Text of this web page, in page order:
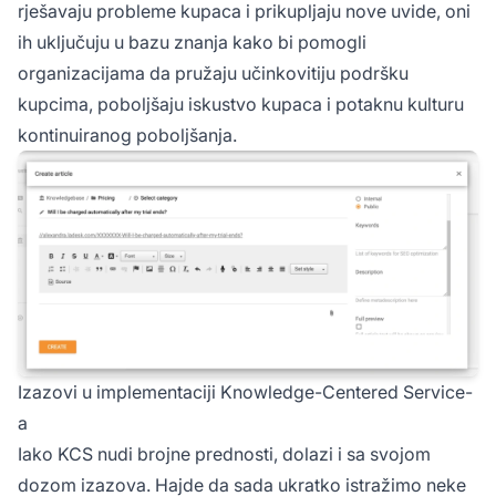
rješavaju probleme kupaca i prikupljaju nove uvide, oni
ih uključuju u bazu znanja kako bi pomogli
organizacijama da pružaju učinkovitiju podršku
kupcima, poboljšaju iskustvo kupaca i potaknu kulturu
kontinuiranog poboljšanja.
Izazovi u implementaciji Knowledge-Centered Service-
a
Iako KCS nudi brojne prednosti, dolazi i sa svojom
dozom izazova. Hajde da sada ukratko istražimo neke